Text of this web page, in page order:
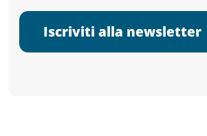
Iscriviti alla newsletter